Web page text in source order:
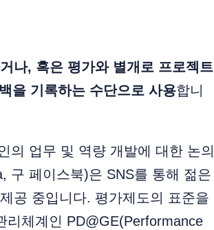
나, 혹은 평가와 별개로 프로젝트
을 기록하는 수단으로 사용합니
의 업무 및 역량 개발에 대한 논의
구 페이스북)은 SNS를 통해 젊은
공 중입니다. 평가제도의 표준을
체계인 PD@GE(Performance